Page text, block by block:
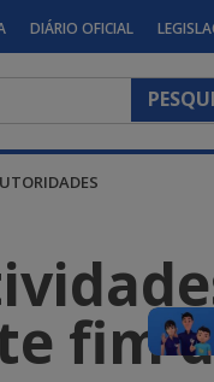
DIÁRIO OFICIAL
fim